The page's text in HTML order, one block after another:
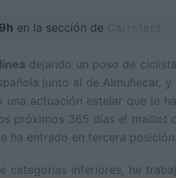
en la sección de
dejando un poso de
junto al de Almuñecar,
actuación estelar que le
próximos 365 días el maillot
ha entrado en tercera posición.
inferiores, he